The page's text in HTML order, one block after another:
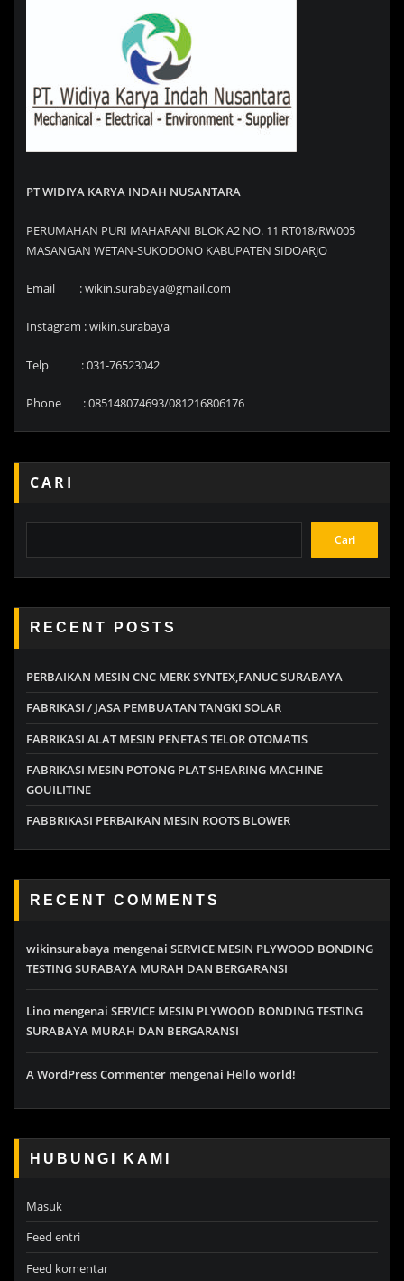
PT WIDIYA KARYA INDAH NUSANTARA
PERUMAHAN PURI MAHARANI BLOK A2 NO. 11 RT018/RW005
MASANGAN WETAN-SUKODONO KABUPATEN SIDOARJO
Email : wikin.surabaya@gmail.com
Instagram : wikin.surabaya
Telp : 031-76523042
Phone : 085148074693/081216806176
CARI
Cari
RECENT POSTS
PERBAIKAN MESIN CNC MERK SYNTEX,FANUC SURABAYA
FABRIKASI / JASA PEMBUATAN TANGKI SOLAR
FABRIKASI ALAT MESIN PENETAS TELOR OTOMATIS
FABRIKASI MESIN POTONG PLAT SHEARING MACHINE
GOUILITINE
FABBRIKASI PERBAIKAN MESIN ROOTS BLOWER
RECENT COMMENTS
wikinsurabaya mengenai SERVICE MESIN PLYWOOD BONDING
TESTING SURABAYA MURAH DAN BERGARANSI
Lino mengenai SERVICE MESIN PLYWOOD BONDING TESTING
SURABAYA MURAH DAN BERGARANSI
A WordPress Commenter mengenai Hello world!
HUBUNGI KAMI
Masuk
Feed entri
Feed komentar